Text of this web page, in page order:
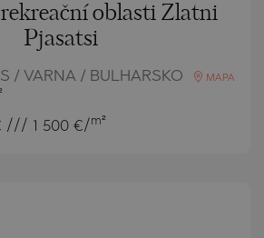
oblasti Zlatni
Pjasatsi
/ VARNA / BULHARSKO MAPA
/// 1 500 €/m²